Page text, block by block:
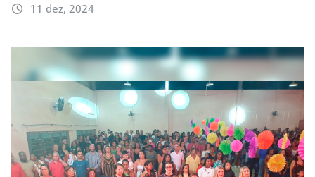
11 dez, 2024